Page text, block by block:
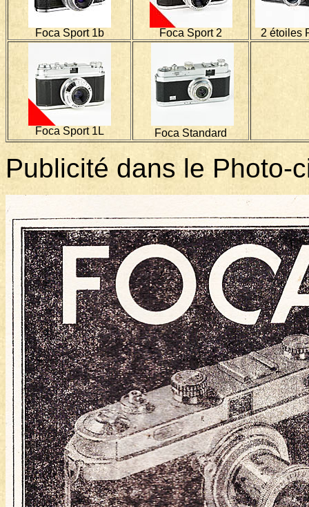
Foca Sport 1b Foca Sport 2 2 étoiles
Foca Sport 1L Foca Standard
Publicité dans le Photo-